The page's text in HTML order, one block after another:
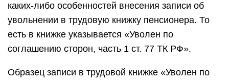
каких-либо особенностей внесения записи об
увольнении в трудовую книжку пенсионера. То
есть в книжке указывается «Уволен по
соглашению сторон, часть 1 ст. 77 ТК РФ».
Образец записи в трудовой книжке «Уволен по